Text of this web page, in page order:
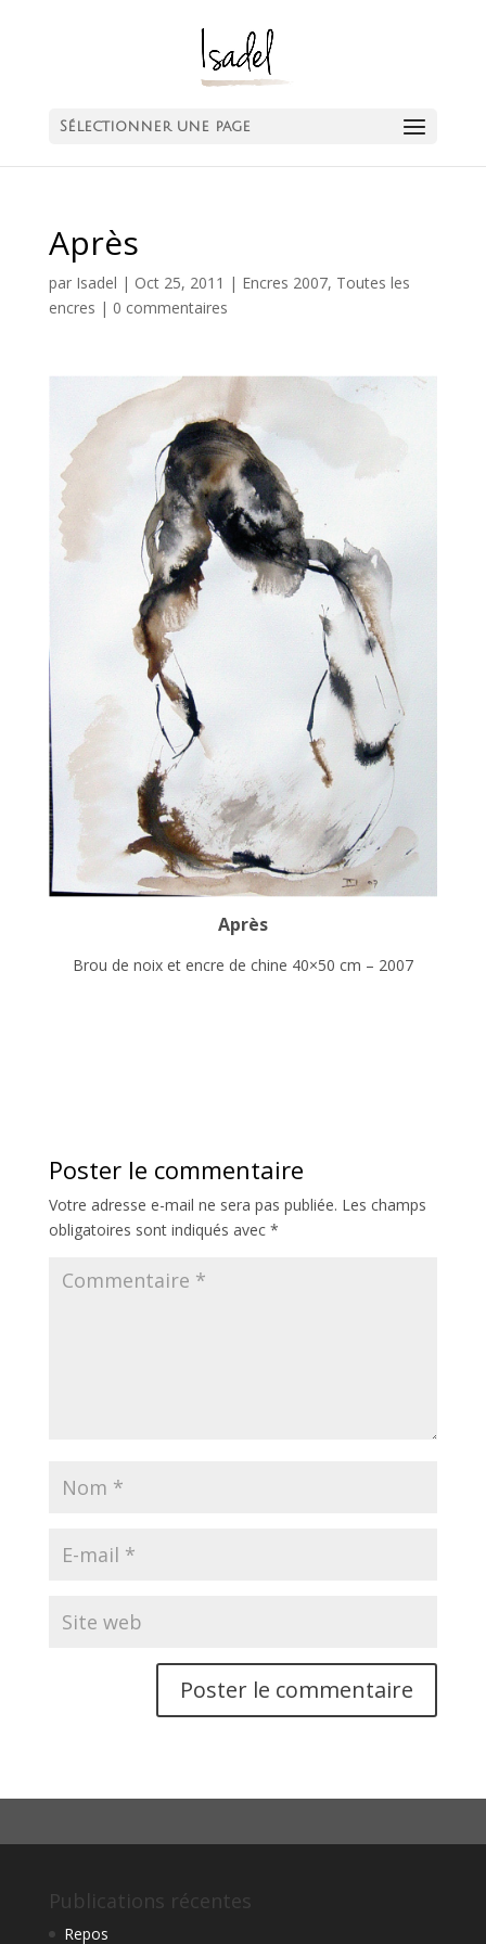
Sélectionner une page
Après
par Isadel | Oct 25, 2011 | Encres 2007, Toutes les
encres | 0 commentaires
Après
Brou de noix et encre de chine 40×50 cm – 2007
Poster le commentaire
Votre adresse e-mail ne sera pas publiée. Les champs
obligatoires sont indiqués avec *
Publications récentes
Repos